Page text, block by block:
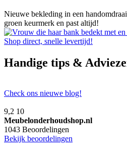
Nieuwe bekleding in een
groen keurmerk en past altijd!
Shop direct, snelle levertijd!
Handige tips &
Check ons nieuwe blog!
9,2 10
Meubelonderhoudshop.nl
1043 Beoordelingen
Bekijk beoordelingen